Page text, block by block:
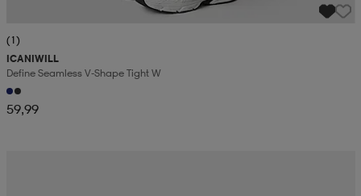
(1)
ICANIWILL
Define Seamless V-Shape Tight W
59,99